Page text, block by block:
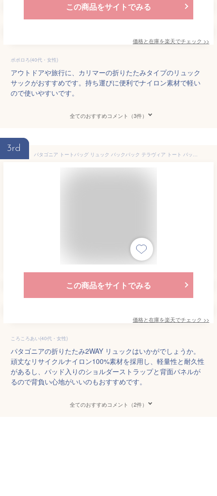
この商品をサイトでみる
価格と在庫を楽天でチェック >>
ポポロろ(40代・女性)
アウトドアや旅行に、カリマーの折りたたみタイプのリュック
サックがおすすめです。持ち運びに便利でナイロン素材で軽い
ので使いやすいです。
全てのおすすめコメント（3件）
3rd
パタゴニア トートバッグ リュック バックパック テラヴィア トート パック 24L メンズ レディース ユニセックス PATAGONIA 48814 TERRAVIA TOTE PACK 24L A4対応
この商品をサイトでみる
価格と在庫を楽天でチェック >>
ころころあい(40代・女性)
パタゴニアの折りたたみ2WAY リュックはいかがでしょうか。
頑丈なリサイクルナイロン100%素材を採用し、軽量性と耐久性
があるし、パッド入りのショルダーストラップと背面パネルが
るので背負い心地がいいのもおすすめです。
全てのおすすめコメント（2件）